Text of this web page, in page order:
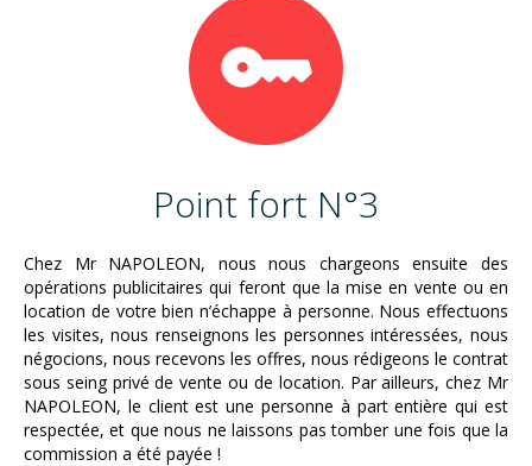
Point fort N°3
Chez Mr NAPOLEON, nous nous chargeons ensuite des
opérations publicitaires qui feront que la mise en vente ou en
location de votre bien n’échappe à personne. Nous effectuons
les visites, nous renseignons les personnes intéressées, nous
négocions, nous recevons les offres, nous rédigeons le contrat
sous seing privé de vente ou de location. Par ailleurs, chez Mr
NAPOLEON, le client est une personne à part entière qui est
respectée, et que nous ne laissons pas tomber une fois que la
commission a été payée !